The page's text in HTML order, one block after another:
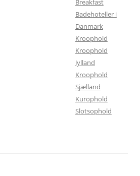
Badehoteller i
Danmark
Kroophold
Kroophold
Jylland
Kroophold
Sjælland
Kurophold
Slotsophold